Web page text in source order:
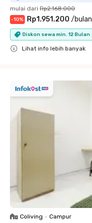
mulai dari Rp2.168.000
-10% Rp1.951.200 /bulan
Diskon sewa min. 12 Bulan
Lihat info lebih banyak
Coliving • Campur